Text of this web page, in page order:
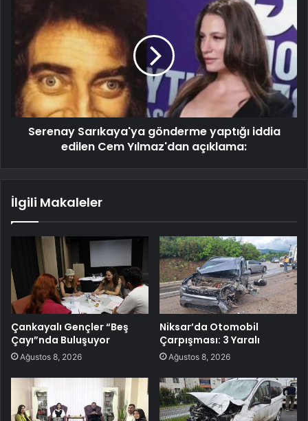
Serenay Sarıkaya'ya gönderme yaptığı iddia
edilen Cem Yılmaz'dan açıklama:
İlgili Makaleler
Çankayalı Gençler “Beş
Çayı”nda Buluşuyor
Ağustos 8, 2026
Niksar’da Otomobil
Çarpışması: 3 Yaralı
Ağustos 8, 2026